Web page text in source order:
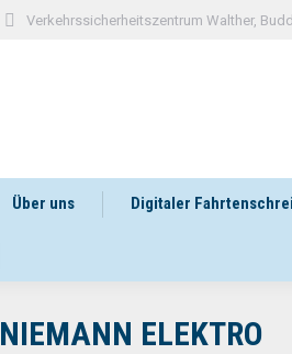
Verkehrssicherheitszentrum Walther,
Über uns Digitaler
NIEMANN ELEKTRO